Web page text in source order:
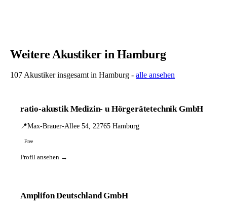
Weitere Akustiker in Hamburg
107 Akustiker insgesamt in Hamburg - alle ansehen
ratio-akustik Medizin- u Hörgerätetechnik GmbH
📍Max-Brauer-Allee 54, 22765 Hamburg
Free
Profil ansehen →
Amplifon Deutschland GmbH